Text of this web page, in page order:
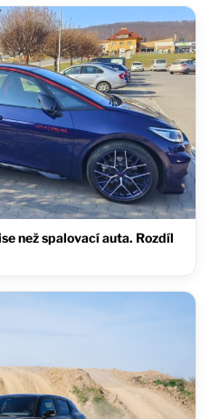
než spalovací auta. Rozdíl